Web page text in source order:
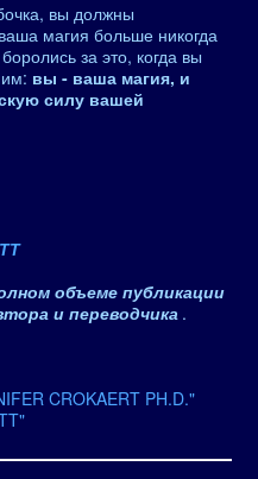
вы должны
магия больше никогда
за это, когда вы
вы - ваша магия, и
силу вашей
объеме публикации
и переводчика .
CROKAERT PH.D."